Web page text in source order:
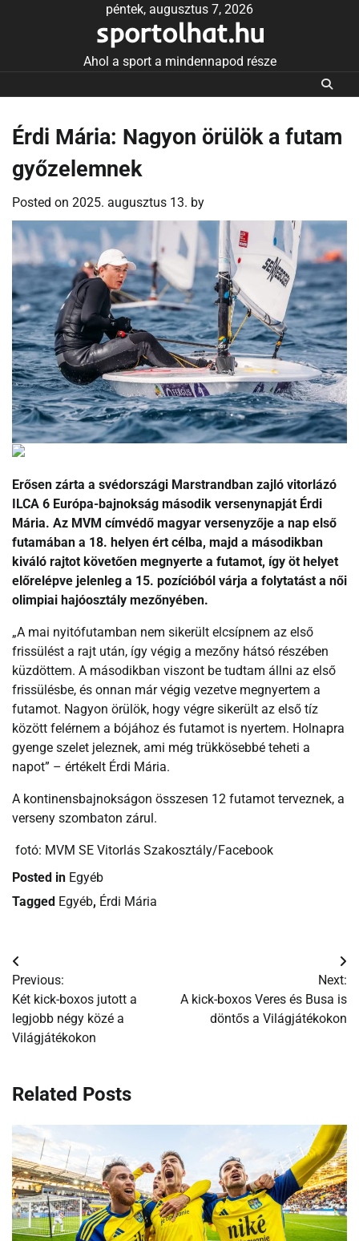
péntek, augusztus 7, 2026
sportolhat.hu
Ahol a sport a mindennapod része
Érdi Mária: Nagyon örülök a futam
győzelemnek
Posted on 2025. augusztus 13. by
Erősen zárta a svédországi Marstrandban zajló vitorlázó
ILCA 6 Európa-bajnokság második versenynapját Érdi
Mária. Az MVM címvédő magyar versenyzője a nap első
futamában a 18. helyen ért célba, majd a másodikban
kiváló rajtot követően megnyerte a futamot, így öt helyet
előrelépve jelenleg a 15. pozícióból várja a folytatást a női
olimpiai hajóosztály mezőnyében.
„A mai nyitófutamban nem sikerült elcsípnem az első
frissülést a rajt után, így végig a mezőny hátsó részében
küzdöttem. A másodikban viszont be tudtam állni az első
frissülésbe, és onnan már végig vezetve megnyertem a
futamot. Nagyon örülök, hogy végre sikerült az első tíz
között felérnem a bójához és futamot is nyertem. Holnapra
gyenge szelet jeleznek, ami még trükkösebbé teheti a
napot” – értékelt Érdi Mária.
A kontinensbajnokságon összesen 12 futamot terveznek, a
verseny szombaton zárul.
fotó: MVM SE Vitorlás Szakosztály/Facebook
Posted in Egyéb
Tagged Egyéb, Érdi Mária
Bejegyzés
navigáció
Previous:
Két kick-boxos jutott a
legjobb négy közé a
Világjátékokon
Next:
A kick-boxos Veres és Busa is
döntős a Világjátékokon
Related Posts